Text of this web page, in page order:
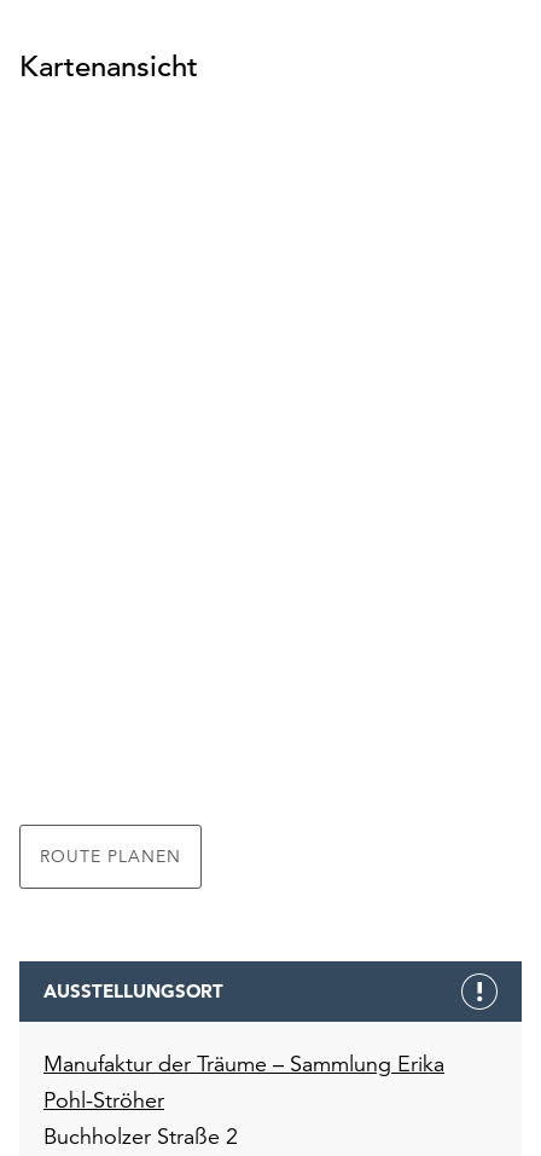
Kartenansicht
ROUTE PLANEN
AUSSTELLUNGSORT
Manufaktur der Träume – Sammlung Erika
Pohl-Ströher
Buchholzer Straße 2